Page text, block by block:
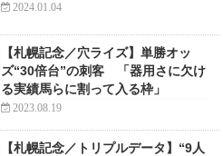
2024.01.04
【札幌記念／穴ライズ】単勝オッ
ズ“30倍台”の刺客 「器用さに欠け
る実績馬らに割って入る枠」
2023.08.19
【札幌記念／トリプルデータ】“9人